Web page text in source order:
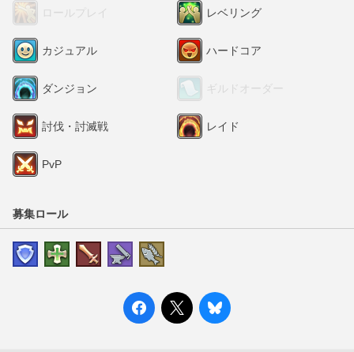
ロールプレイ レベリング
カジュアル ハードコア
ダンジョン ギルドオーダー
討伐・討滅戦 レイド
PvP
募集ロール